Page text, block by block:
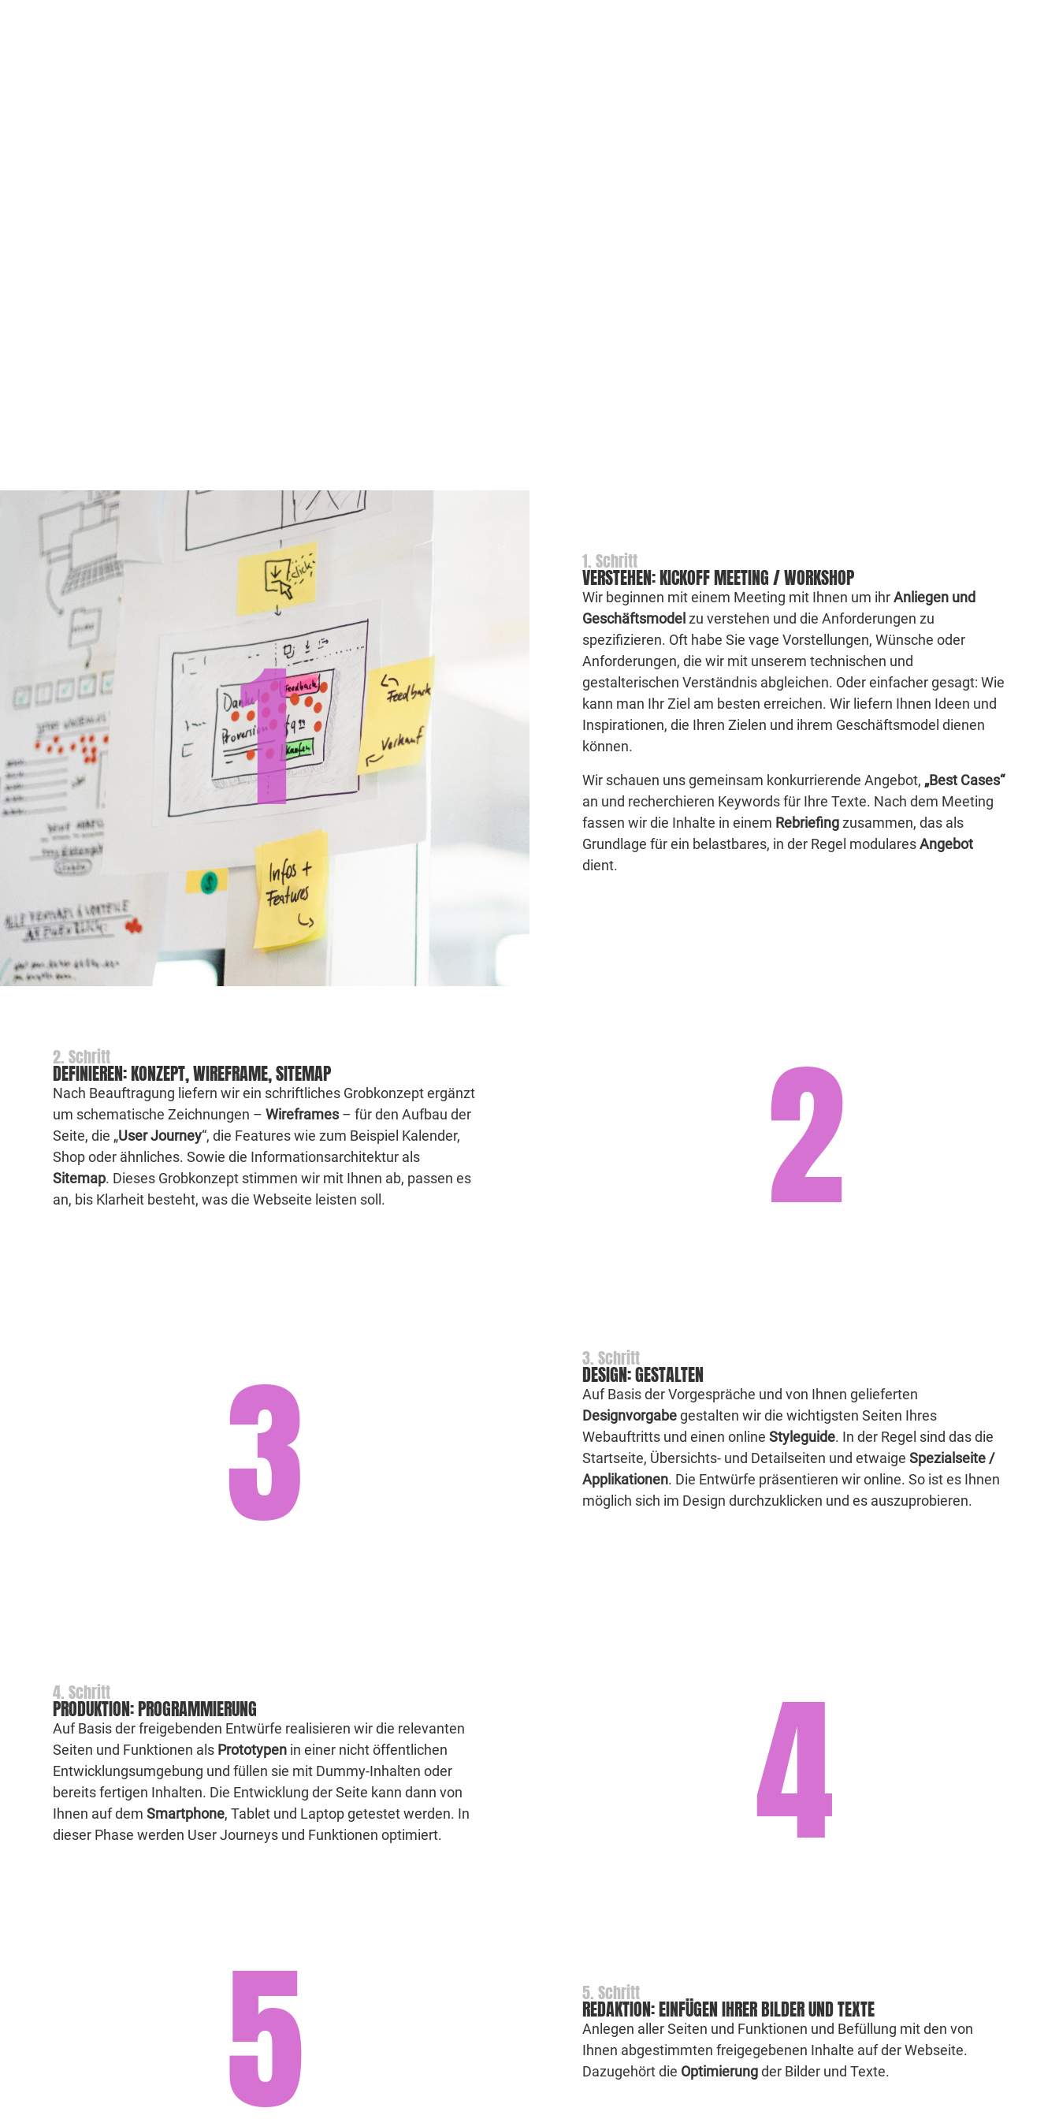
1
1. Schritt
VERSTEHEN: KICKOFF MEETING / WORKSHOP
Wir beginnen mit einem Meeting mit Ihnen um ihrAnliegen und
Geschäftsmodel zu verstehen und die Anforderungen zu
spezifizieren. Oft habe Sie vage Vorstellungen, Wünsche oder
Anforderungen, die wir mit unserem technischen und
gestalterischen Verständnis abgleichen. Oder einfacher gesagt: Wie
kann man Ihr Ziel am besten erreichen. Wir liefern Ihnen Ideen und
Inspirationen, die Ihren Zielen und ihrem Geschäftsmodel dienen
können.
Wir schauen uns gemeinsam konkurrierende Angebot, „Best Cases“
an und recherchieren Keywords für Ihre Texte. Nach dem Meeting
fassen wir die Inhalte in einem Rebriefingzusammen, das als
Grundlage für ein belastbares, in der Regel modularesAngebot
dient.
2. Schritt
DEFINIEREN: KONZEPT, WIREFRAME, SITEMAP
Nach Beauftragung liefern wir ein schriftliches Grobkonzept ergänzt
um schematische Zeichnungen –Wireframes – für den Aufbau der
Seite, die „User Journey“, die Features wie zum Beispiel Kalender,
Shop oder ähnliches. Sowie die Informationsarchitektur als
Sitemap. Dieses Grobkonzept stimmen wir mit Ihnen ab, passen es
an, bis Klarheit besteht, was die Webseite leisten soll.
2
3
3. Schritt
DESIGN: GESTALTEN
Auf Basis der Vorgespräche und von Ihnen gelieferten
Designvorgabegestalten wir die wichtigsten Seiten Ihres
Webauftritts und einen onlineStyleguide. In der Regel sind das die
Startseite, Übersichts- und Detailseiten und etwaigeSpezialseite /
Applikationen. Die Entwürfe präsentieren wir online. So ist es Ihnen
möglich sich im Design durchzuklicken und es auszuprobieren.
4. Schritt
PRODUKTION: PROGRAMMIERUNG
Auf Basis der freigebenden Entwürfe realisieren wir die relevanten
Seiten und Funktionen als Prototypen in einer nicht öffentlichen
Entwicklungsumgebung und füllen sie mit Dummy-Inhalten oder
bereits fertigen Inhalten. Die Entwicklung der Seite kann dann von
Ihnen auf demSmartphone, Tablet und Laptop getestet werden. In
dieser Phase werden User Journeys und Funktionen optimiert.
4
5
5. Schritt
REDAKTION: EINFÜGEN IHRER BILDER UND TEXTE
Anlegen aller Seiten und Funktionen und Befüllung mit den von
Ihnen abgestimmten freigegebenen Inhalte auf der Webseite.
Dazugehört die Optimierungder Bilder und Texte.